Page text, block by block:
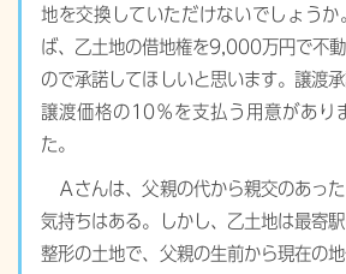
地を交換していただけないでしょうか
ば、乙土地の借地権を9,000万円で不
ので承諾してほしいと思います。譲渡
譲渡価格の10％を支払う用意があり
た。
Ａさんは、父親の代から親交のあっ
気持ちはある。しかし、乙土地は最寄
整形の土地で、父親の生前から現在の